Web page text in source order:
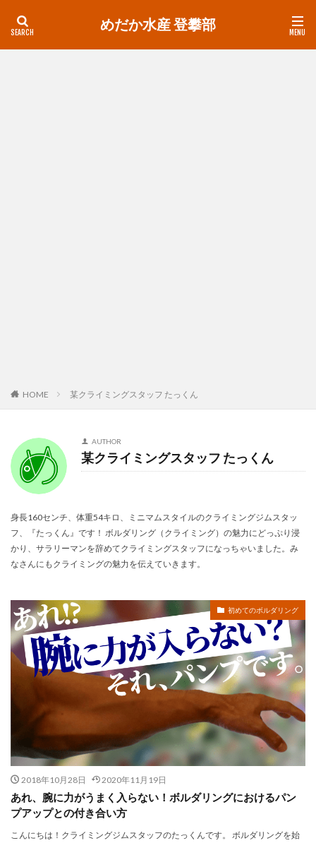
めだか水産 登攀部
HOME 某クライミングスタッフ たっくん
AUTHOR
某クライミングスタッフ たっくん
身長160センチ、体重54キロ、ミニマムスタイルのクライミングジムスタッ
フ、『たっくん』です！ ボルダリング（クライミング）の魅力にどっぷり浸
かり、サラリーマンを辞めてクライミングスタッフになっちゃいました。み
なさんにもクライミングの魅力を伝えていきます。
初めてのボルダリング
2018年10月28日 2020年11月19日
あれ、腕に力がうまく入らない！ボルダリングにおけるパン
プアップとの付き合い方
こんにちは！クライミングジムスタッフのたっくんです。 ボルダリングを始